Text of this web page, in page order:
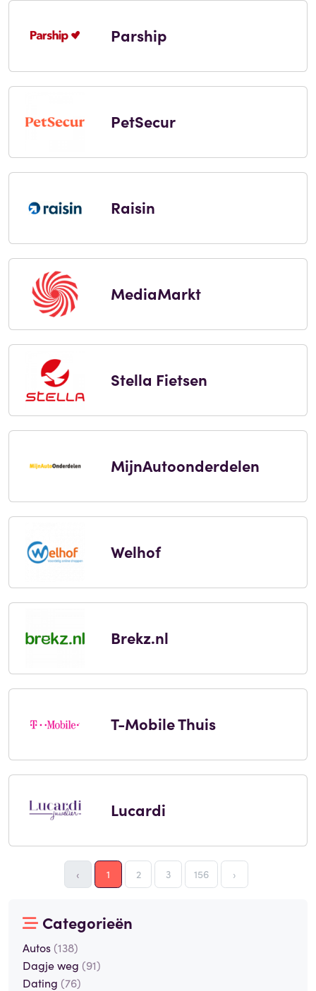
Parship
PetSecur
Raisin
MediaMarkt
Stella Fietsen
MijnAutoonderdelen
Welhof
Brekz.nl
T-Mobile Thuis
Lucardi
‹ 1 2 3 156 ›
Categorieën
Autos (138)
Dagje weg (91)
Dating (76)